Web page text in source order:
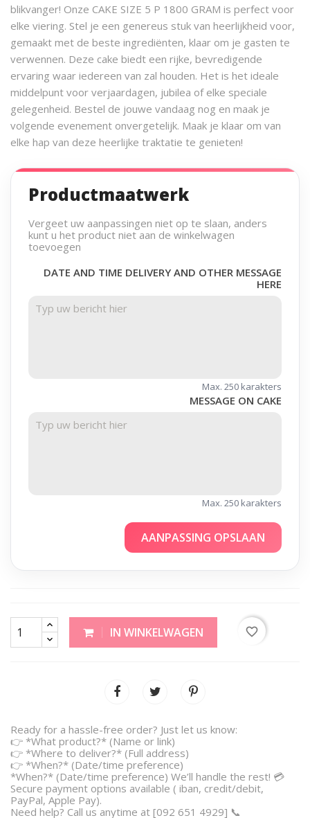
blikvanger! Onze CAKE SIZE 5 P 1800 GRAM is perfect voor
elke viering. Stel je een genereus stuk van heerlijkheid voor,
gemaakt met de beste ingrediënten, klaar om je gasten te
verwennen. Deze cake biedt een rijke, bevredigende
ervaring waar iedereen van zal houden. Het is het ideale
middelpunt voor verjaardagen, jubilea of elke speciale
gelegenheid. Bestel de jouwe vandaag nog en maak je
volgende evenement onvergetelijk. Maak je klaar om van
elke hap van deze heerlijke traktatie te genieten!
Productmaatwerk
Vergeet uw aanpassingen niet op te slaan, anders
kunt u het product niet aan de winkelwagen
toevoegen
DATE AND TIME DELIVERY AND OTHER MESSAGE
HERE
Max. 250 karakters
MESSAGE ON CAKE
Max. 250 karakters
AANPASSING OPSLAAN
IN WINKELWAGEN favorite_border
Ready for a hassle-free order? Just let us know:
👉 *What product?* (Name or link)
👉 *Where to deliver?* (Full address)
👉 *When?* (Date/time preference)
*When?* (Date/time preference) We’ll handle the rest! 💳
Secure payment options available ( iban, credit/debit,
PayPal, Apple Pay).
Need help? Call us anytime at [092 651 4929] 📞